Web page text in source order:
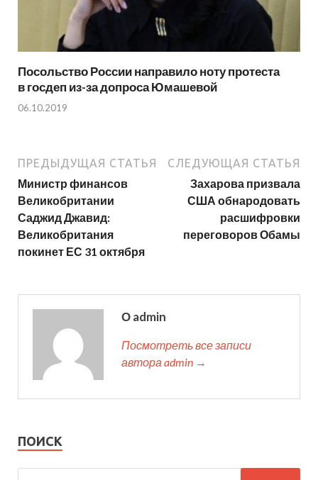
Посольство России направило ноту протеста
в госдеп из-за допроса Юмашевой
06.10.2019
ПРЕДЫДУЩАЯ СТАТЬЯ
Министр финансов
Великобритании
Саджид Джавид:
Великобритания
покинет ЕС 31 октября
СЛЕДУЮЩАЯ СТАТЬЯ
Захарова призвала
США обнародовать
расшифровки
переговоров Обамы
О admin
Посмотреть все записи
автора admin →
ПОИСК